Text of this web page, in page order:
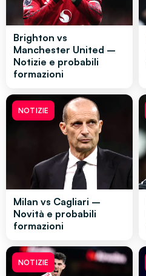
Brighton vs
Manchester United –
Notizie e probabili
formazioni
NOTIZIE
Milan vs Cagliari –
Novità e probabili
formazioni
NOTIZIE